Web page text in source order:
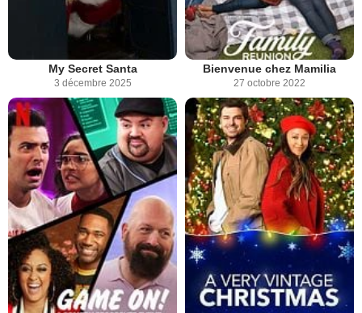
My Secret Santa
3 décembre 2025
Bienvenue chez Mamilia
27 octobre 2022